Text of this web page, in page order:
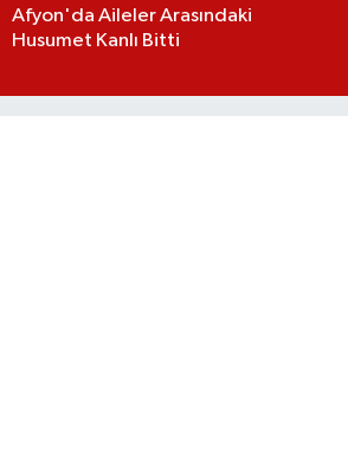
Afyon'da Aileler Arasındaki
Husumet Kanlı Bitti